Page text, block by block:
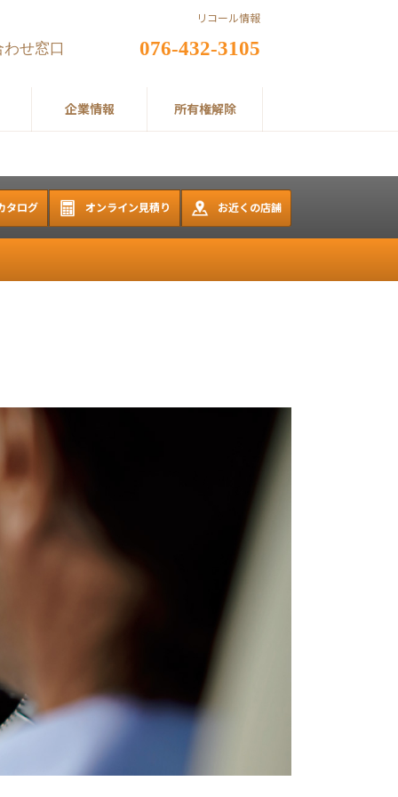
せ窓口 076-432-3105
企業情報 所有権解除
リコール情報
タログ オンライン見積り お近くの店舗